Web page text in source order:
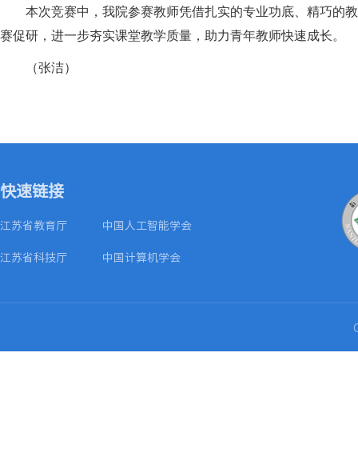
本次竞赛中，我院参赛教师凭借扎实的专业功底、精巧的
赛促研，进一步夯实课堂教学质量，助力青年教师快速成长。
（张洁）
快速链接
江苏省教育厅
中国人工智能学会
江苏省科技厅
中国计算机学会